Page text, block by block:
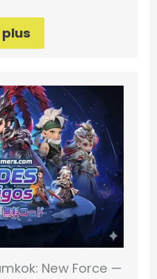
New Force —